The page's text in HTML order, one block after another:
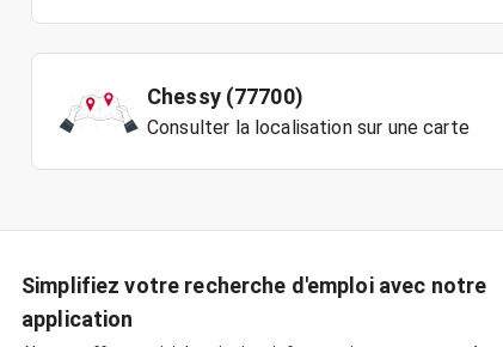
Chessy (77700)
Consulter la localisation sur une carte
Simplifiez votre recherche d'emploi avec notre
application